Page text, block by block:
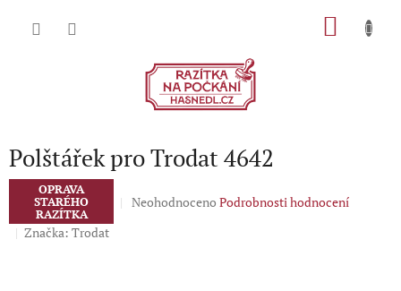
Polštářek pro Trodat 4642
OPRAVA
STARÉHO
RAZÍTKA
Průměrné
Neohodnoceno Podrobnosti hodnocení
Značka: Trodat